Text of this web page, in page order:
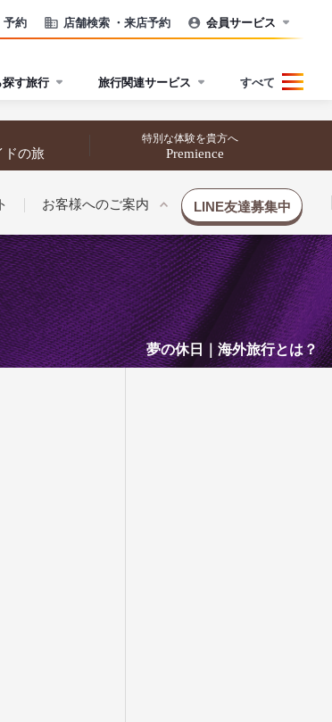
予約 店舗検索 ・来店予約 会員サービス
す旅行 旅行関連サービス すべて
ドの旅
特別な体験を貴方へ
Premience
お客様へのご案内 LINE友達募集中
探す
探す
夢の休日｜海外旅行とは？